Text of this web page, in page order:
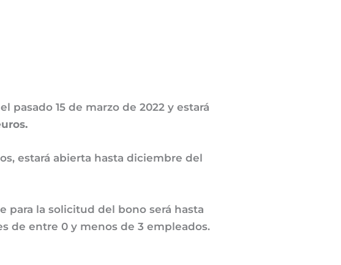
pasado 15 de marzo de 2022 y estará
estará abierta hasta diciembre del
para la solicitud del bono será hasta
de entre 0 y menos de 3 empleados.